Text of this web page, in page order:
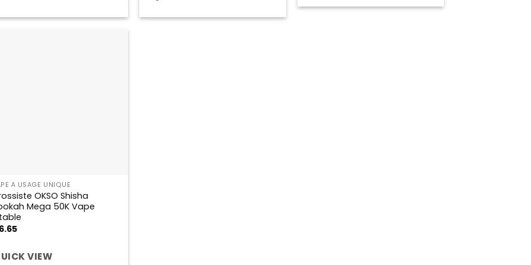
À USAGE UNIQUE
OKSO Shisha
Mega 50K Vape
6.65
VIEW